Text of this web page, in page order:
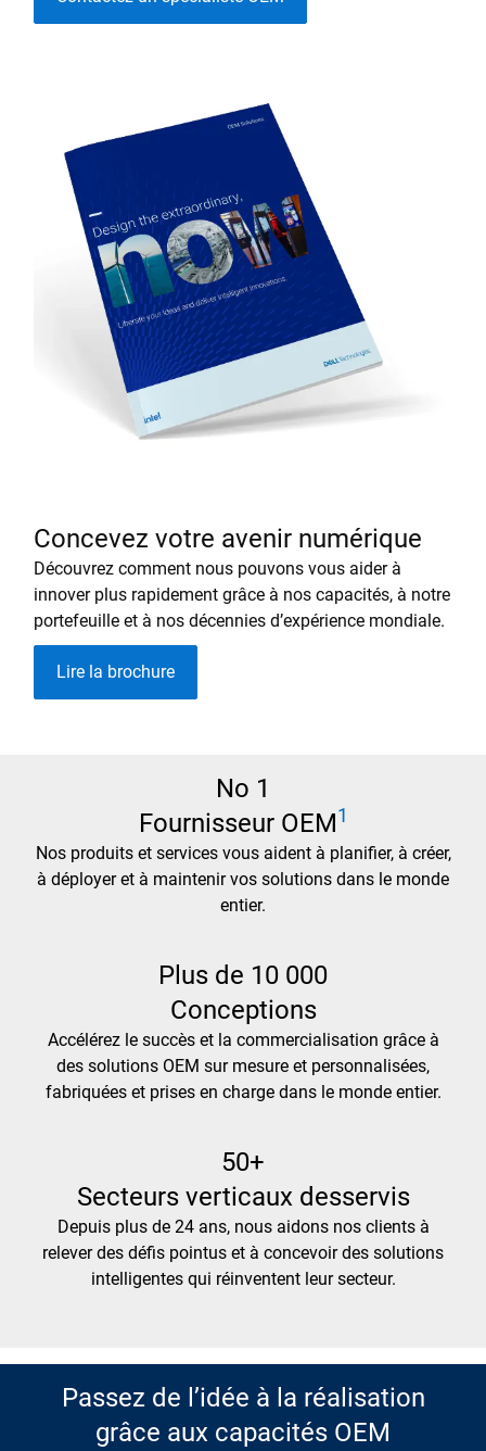
Concevez votre avenir numérique
Découvrez comment nous pouvons vous aider à
innover plus rapidement grâce à nos capacités, à notre
portefeuille et à nos décennies d’expérience mondiale.
Lire la brochure
No 1
Fournisseur OEM1
Nos produits et services vous aident à planifier, à créer,
à déployer et à maintenir vos solutions dans le monde
entier.
Plus de 10 000
Conceptions
Accélérez le succès et la commercialisation grâce à
des solutions OEM sur mesure et personnalisées,
fabriquées et prises en charge dans le monde entier.
50+
Secteurs verticaux desservis
Depuis plus de 24 ans, nous aidons nos clients à
relever des défis pointus et à concevoir des solutions
intelligentes qui réinventent leur secteur.
Passez de l’idée à la réalisation
grâce aux capacités OEM